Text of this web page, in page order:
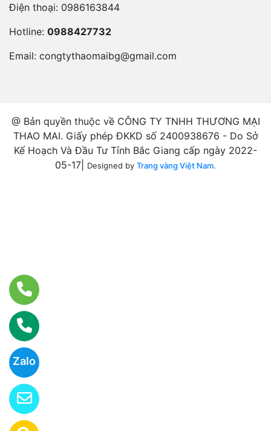
Zalo
Điện thoại: 0986163844
Hotline: 0988427732
Email: congtythaomaibg@gmail.com
@ Bản quyền thuộc về CÔNG TY TNHH THƯƠNG MẠI
THAO MAI. Giấy phép ĐKKD số 2400938676 - Do Sở
Kế Hoạch Và Đầu Tư Tỉnh Bắc Giang cấp ngày 2022-
05-17|
Designed by Trang vàng Việt Nam.